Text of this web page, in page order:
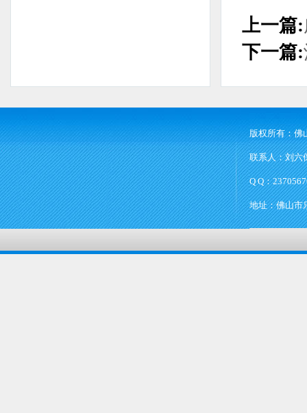
上一篇:
下一篇:
版权所有：佛
联系人：刘六
Q Q：
地址：佛山市